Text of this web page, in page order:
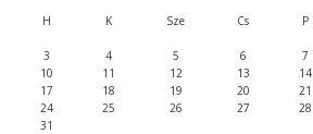
H K Sze Cs P
3
4 5 6 7
10
11 12 13 14
17
18 19 20 21
24
25 26 27 28
31